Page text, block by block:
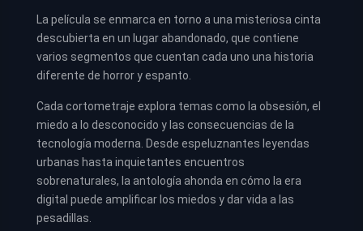
La película se enmarca en torno a una misteriosa cinta
descubierta en un lugar abandonado, que contiene
varios segmentos que cuentan cada uno una historia
diferente de horror y espanto.
Cada cortometraje explora temas como la obsesión, el
miedo a lo desconocido y las consecuencias de la
tecnología moderna. Desde espeluznantes leyendas
urbanas hasta inquietantes encuentros
sobrenaturales, la antología ahonda en cómo la era
digital puede amplificar los miedos y dar vida a las
pesadillas.